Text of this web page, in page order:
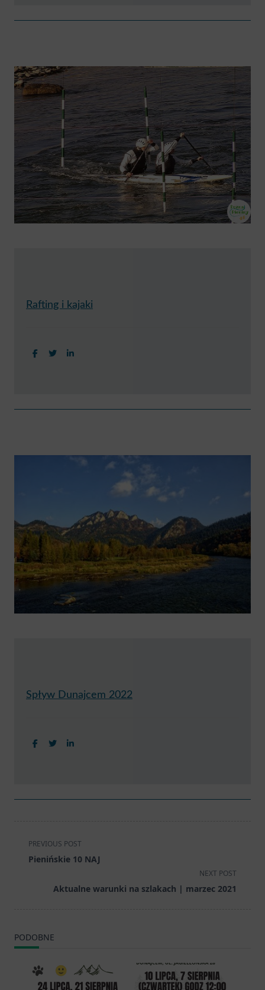
Rafting i kajaki
Spływ Dunajcem 2022
<span
class="nav-
PREVIOUS POST
Pienińskie 10 NAJ
NEXT POST
Aktualne warunki na szlakach | marzec 2021
PODOBNE